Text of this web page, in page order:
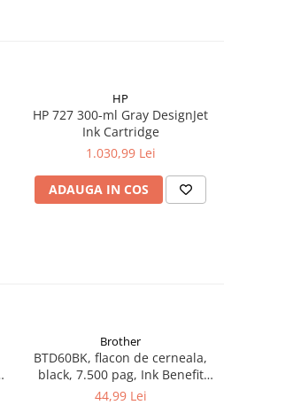
HP
HP 727 300-ml Gray DesignJet
Ink Cartridge
1.030,99 Lei
ADAUGA IN COS
Brother
BTD60BK, flacon de cerneala,
black, 7.500 pag, Ink Benefit
DCP-T310/T510W/T710W, MFC-
44,99 Lei